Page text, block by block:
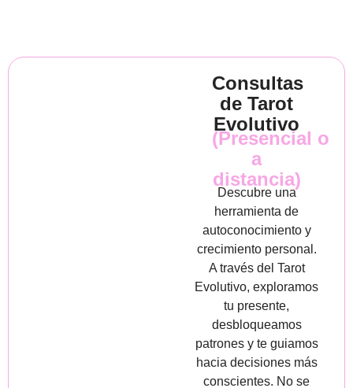
Consultas
de Tarot
Evolutivo
(Presencial o
a
distancia)
Descubre una
herramienta de
autoconocimiento y
crecimiento personal.
A través del Tarot
Evolutivo, exploramos
tu presente,
desbloqueamos
patrones y te guiamos
hacia decisiones más
conscientes. No se